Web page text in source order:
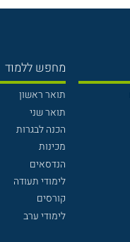
מחפש ללמוד
תואר ראשון
תואר שני
הכנה לבגרות
מכינות
הנדסאים
לימודי תעודה
קורסים
לימודי ערב